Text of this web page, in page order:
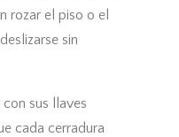
rozar el piso o el
sin
sus llaves
cada cerradura